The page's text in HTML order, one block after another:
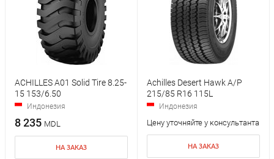
ACHILLES A01 Solid Tire 8.25-
15 153/6.50
Индонезия
8 235 MDL
НА ЗАКАЗ
Achilles Desert Hawk A/P
215/85 R16 115L
Индонезия
Цену уточняйте у консультанта
НА ЗАКАЗ